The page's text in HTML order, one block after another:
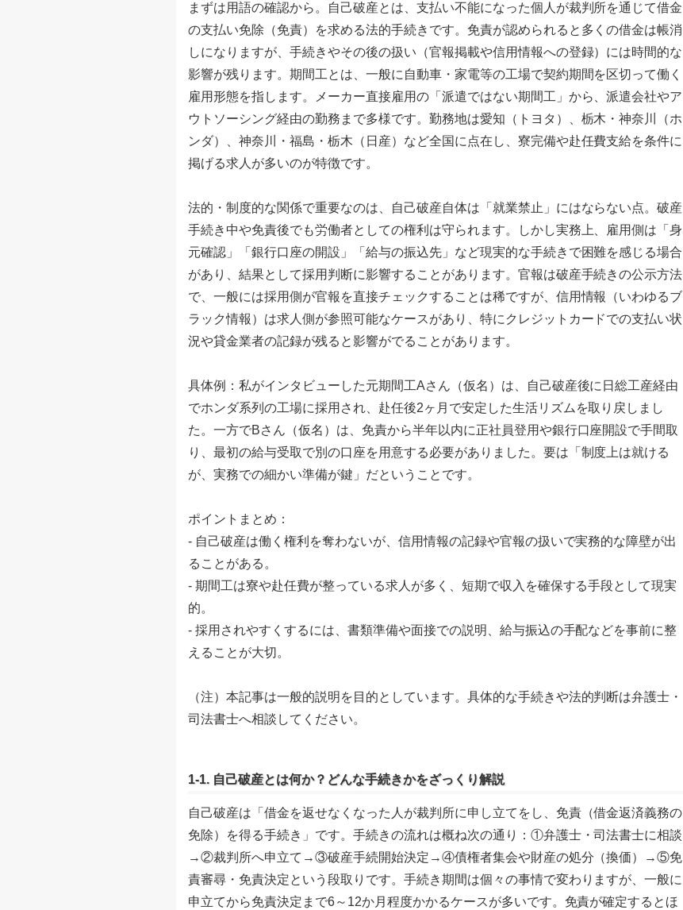
まずは用語の確認から。自己破産とは、支払い不能になった個人が裁判所を通じて借金
の支払い免除（免責）を求める法的手続きです。免責が認められると多くの借金は帳消
しになりますが、手続きやその後の扱い（官報掲載や信用情報への登録）には時間的な
影響が残ります。期間工とは、一般に自動車・家電等の工場で契約期間を区切って働く
雇用形態を指します。メーカー直接雇用の「派遣ではない期間工」から、派遣会社やア
ウトソーシング経由の勤務まで多様です。勤務地は愛知（トヨタ）、栃木・神奈川（ホ
ンダ）、神奈川・福島・栃木（日産）など全国に点在し、寮完備や赴任費支給を条件に
掲げる求人が多いのが特徴です。
法的・制度的な関係で重要なのは、自己破産自体は「就業禁止」にはならない点。破産
手続き中や免責後でも労働者としての権利は守られます。しかし実務上、雇用側は「身
元確認」「銀行口座の開設」「給与の振込先」など現実的な手続きで困難を感じる場合
があり、結果として採用判断に影響することがあります。官報は破産手続きの公示方法
で、一般には採用側が官報を直接チェックすることは稀ですが、信用情報（いわゆるブ
ラック情報）は求人側が参照可能なケースがあり、特にクレジットカードでの支払い状
況や貸金業者の記録が残ると影響がでることがあります。
具体例：私がインタビューした元期間工Aさん（仮名）は、自己破産後に日総工産経由
でホンダ系列の工場に採用され、赴任後2ヶ月で安定した生活リズムを取り戻しまし
た。一方でBさん（仮名）は、免責から半年以内に正社員登用や銀行口座開設で手間取
り、最初の給与受取で別の口座を用意する必要がありました。要は「制度上は就ける
が、実務での細かい準備が鍵」だということです。
ポイントまとめ：
- 自己破産は働く権利を奪わないが、信用情報の記録や官報の扱いで実務的な障壁が出
ることがある。
- 期間工は寮や赴任費が整っている求人が多く、短期で収入を確保する手段として現実
的。
- 採用されやすくするには、書類準備や面接での説明、給与振込の手配などを事前に整
えることが大切。
（注）本記事は一般的説明を目的としています。具体的な手続きや法的判断は弁護士・
司法書士へ相談してください。
1-1. 自己破産とは何か？どんな手続きかをざっくり解説
自己破産は「借金を返せなくなった人が裁判所に申し立てをし、免責（借金返済義務の
免除）を得る手続き」です。手続きの流れは概ね次の通り：①弁護士・司法書士に相談
→②裁判所へ申立て→③破産手続開始決定→④債権者集会や財産の処分（換価）→⑤免
責審尋・免責決定という段取りです。手続き期間は個々の事情で変わりますが、一般に
申立てから免責決定まで6～12か月程度かかるケースが多いです。免責が確定するとほ